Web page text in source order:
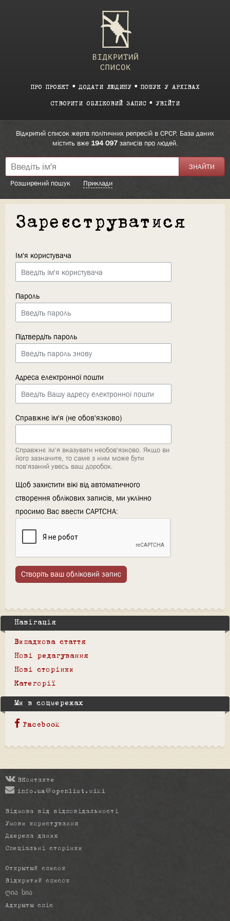
ПРО ПРОЕКТ ДОДАТИ ЛЮДИНУ ПОШУК У АРХІВАХ
СТВОРИТИ ОБЛІКОВИЙ ЗАПИС УВІЙТИ
Відкритий список жертв політичних репресій в СРСР. База даних
містить вже 194 097записів про людей.
Розширений пошук Приклади
Зареєструватися
Ім'я користувача
Пароль
Підтвердіть пароль
Адреса електронної пошти
Справжнє ім'я (не обов'язково)
Справжнє ім'я вказувати необов'язково. Якщо ви
його зазначите, то саме з ним може бути
пов'язаний увесь ваш доробок.
Щоб захистити вікі від автоматичного
створення облікових записів, ми уклінно
просимо Вас ввести CAPTCHA:
Створіть ваш обліковий запис
Навігація
Випадкова стаття
Нові редагування
Нові сторінки
Категорії
Ми в соцмережах
Facebook
ВКонтакте
info.ua@openlist.wiki
Відмова від відповідальності
Умови користування
Джерела даних
Спеціальні сторінки
Открытый список
Відкритий список
ღია სია
Адкрыты спіс